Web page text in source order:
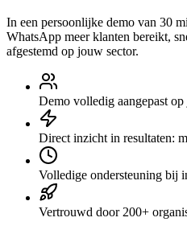
In een persoonlijke demo van 30
WhatsApp meer klanten bereikt,
afgestemd op jouw sector.
Demo volledig aangepast
Direct inzicht in resultaten:
Volledige ondersteuning bij
Vertrouwd door 200+